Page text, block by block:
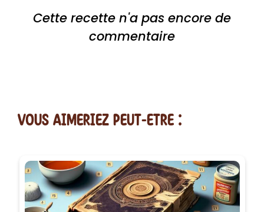
Cette recette n'a pas encore de
commentaire
vous AIMERiEZ PEUT-ETRE :